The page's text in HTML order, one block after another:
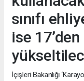
sınıfı
ise 17’den
İçişleri Bakanlığı